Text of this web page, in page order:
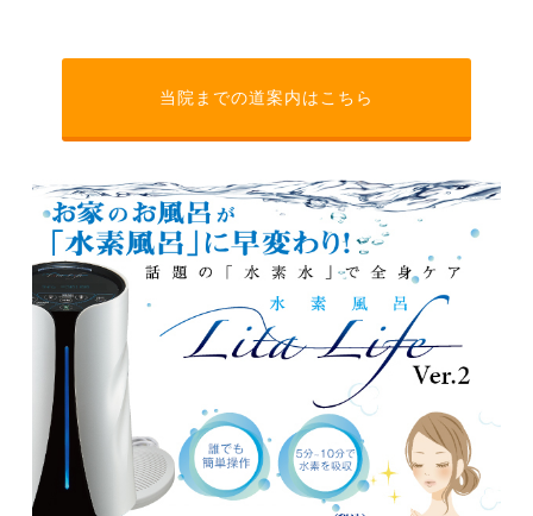
当院までの道案内はこちら